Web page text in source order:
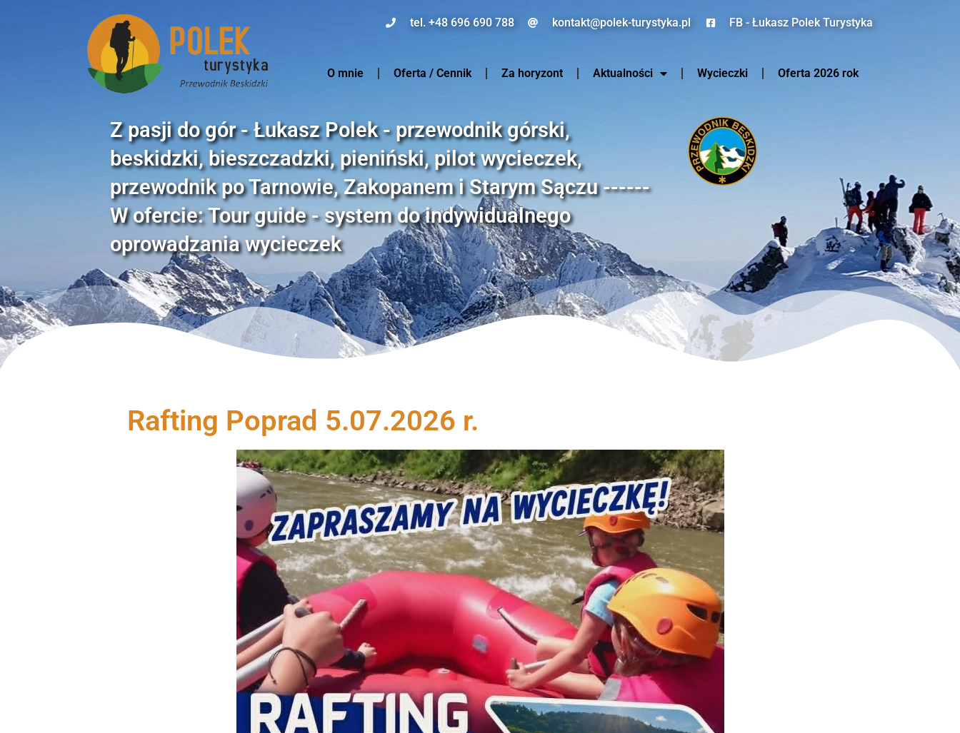
tel. +48 696 690 788 kontakt@polek-turystyka.pl FB - Łukasz Polek Turystyka
O mnie Oferta / Cennik Za horyzont Aktualności Wycieczki Oferta 2026 rok
Z pasji do gór - Łukasz Polek - przewodnik górski,
beskidzki, bieszczadzki, pieniński, pilot wycieczek,
przewodnik po Tarnowie, Zakopanem i Starym Sączu ------
W ofercie: Tour guide - system do indywidualnego
oprowadzania wycieczek
Rafting Poprad 5.07.2026 r.